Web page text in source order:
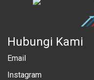
Hubungi Kami
Email
Instagram